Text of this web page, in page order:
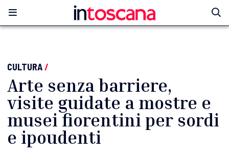
CULTURA/
Arte senza barriere,
visite guidate a mostre e
musei fiorentini per sordi
e ipoudenti